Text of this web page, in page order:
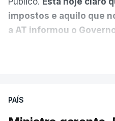
impostos e aquilo que
a AT informou o
risco de caducidade dos
PAÍS